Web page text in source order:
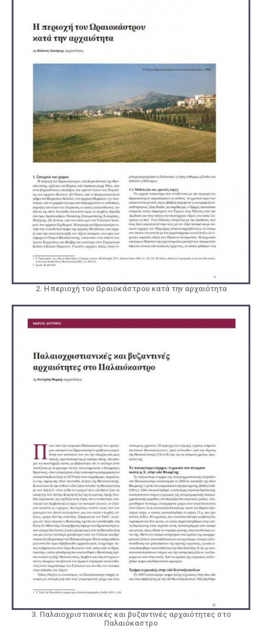
2. Η περιοχή του Ωραιοκάστρου κατά την αρχαιότητα
3. Παλαιοχριστιανικές και βυζαντινές αρχαιότητες στο
Παλαιόκαστρο